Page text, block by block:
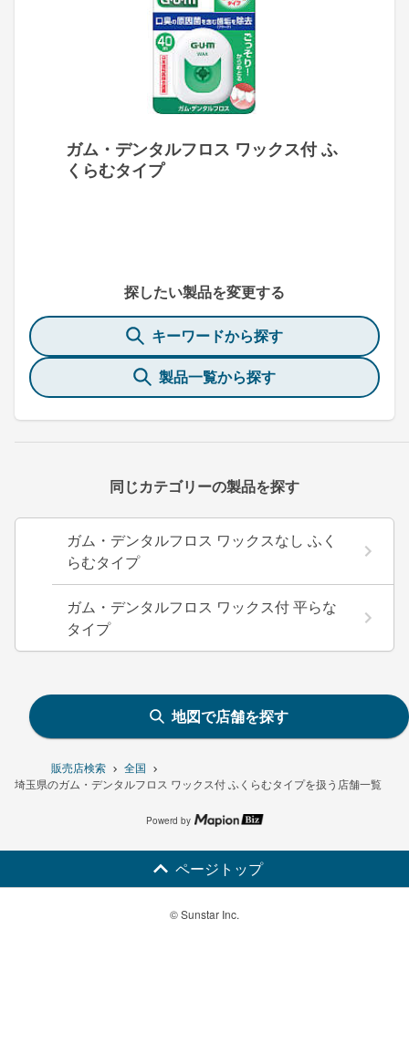
販売店検索
全国
埼玉県のガム・デンタルフロス ワックス付 ふくらむタイプを扱う店舗一覧
ガム・デンタルフロス ワックス付 ふ
くらむタイプ
探したい製品を変更する
キーワードから探す
製品一覧から探す
同じカテゴリーの製品を探す
ガム・デンタルフロス ワックスなし ふく
らむタイプ
ガム・デンタルフロス ワックス付 平らな
タイプ
地図で店舗を探す
Powerd by
ページトップ
© Sunstar Inc.